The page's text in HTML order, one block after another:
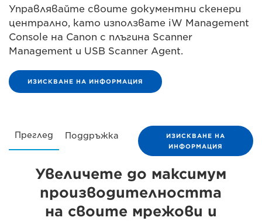
Управлявайте своите документни скенери
централно, като използвате iW Management
Console на Canon с плъгина Scanner
Management и USB Scanner Agent.
ИЗИСКВАНЕ НА ИНФОРМАЦИЯ
Преглед Поддръжка
ИЗИСКВАНЕ НА
ИНФОРМАЦИЯ
Увеличете до максимум
производителността
на своите мрежови и